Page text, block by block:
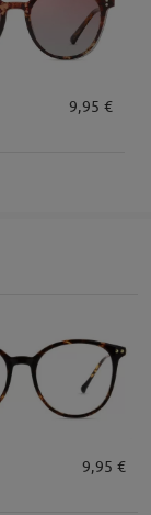
9,95 €
9,95 €